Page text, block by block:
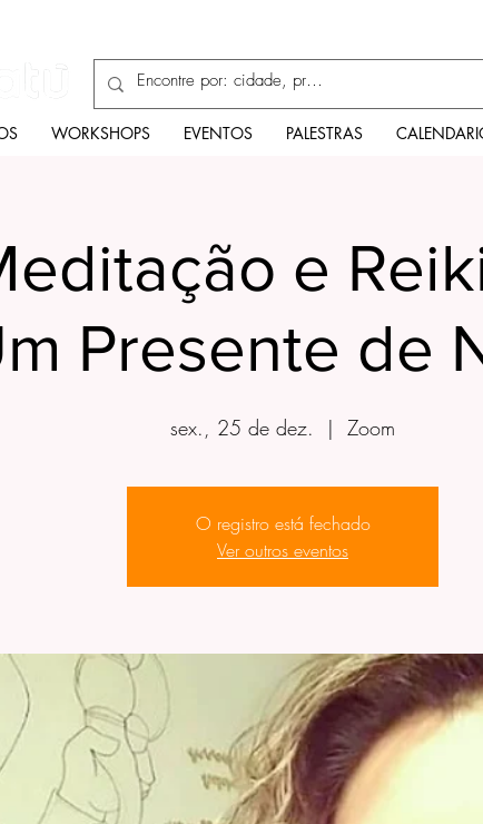
WORKSHOPS EVENTOS PALESTRAS
e
Presente de
sex., 25 de dez.
  |
Zoom
O registro está fechado
Ver outros eventos